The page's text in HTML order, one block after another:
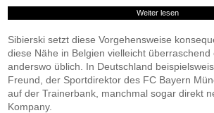
Weiter lesen
Sibierski setzt diese Vorgehensweise
diese Nähe in Belgien vielleicht überraschend
anderswo üblich. In Deutschland
Freund, der Sportdirektor des FC Bayern
auf der Trainerbank, manchmal sogar direkt
Kompany.